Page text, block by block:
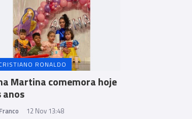
RONALDO
Martina comemora hoje
12 Nov 13:48